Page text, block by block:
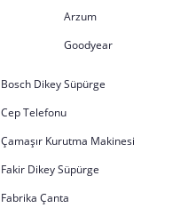
Arzum
Goodyear
Bosch Dikey Süpürge
Cep Telefonu
Çamaşır Kurutma Makinesi
Fakir Dikey Süpürge
Fabrika Çanta